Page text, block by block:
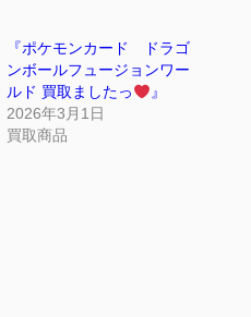
『ポケモンカード ドラゴ
ンボールフュージョンワー
ルド 買取ましたっ
』
2026年3月1日
買取商品